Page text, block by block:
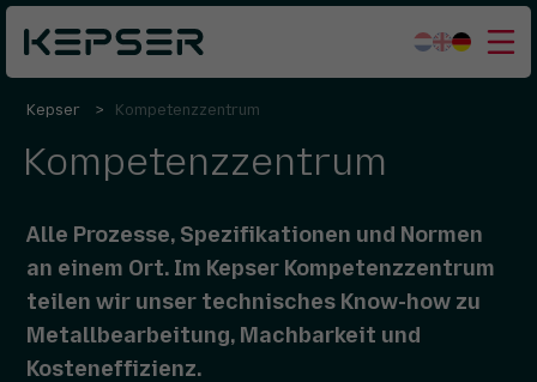
Was wir tun
Sektoren
Arbeiten bei
Kontakt
Kepser Kompetenzzentrum
Kompetenzzentrum
Alle Prozesse, Spezifikationen und Normen
an einem Ort. Im Kepser Kompetenzzentrum
teilen wir unser technisches Know-how zu
Metallbearbeitung, Machbarkeit und
Kosteneffizienz.